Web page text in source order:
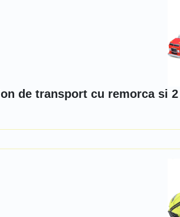
de transport cu remorca si